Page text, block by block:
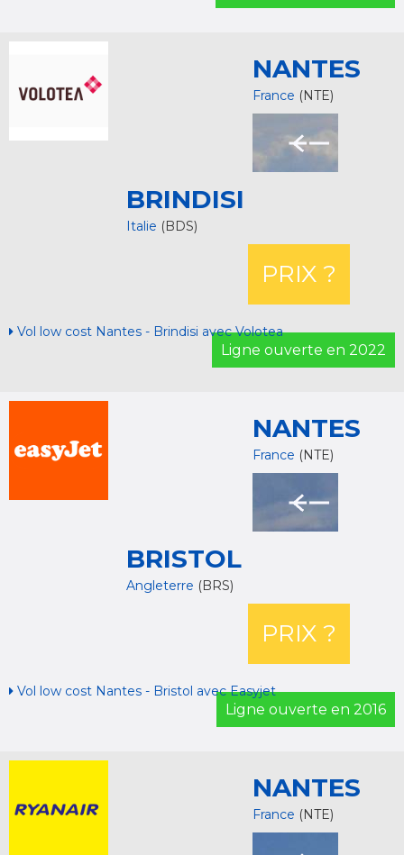
NANTES
France (NTE)
BRINDISI
Italie (BDS)
PRIX ?
Vol low cost Nantes - Brindisi avec Volotea
Ligne ouverte en 2022
NANTES
France (NTE)
BRISTOL
Angleterre (BRS)
PRIX ?
Vol low cost Nantes - Bristol avec Easyjet
Ligne ouverte en 2016
NANTES
France (NTE)